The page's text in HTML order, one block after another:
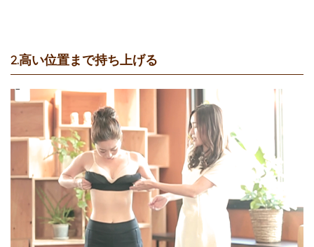
2.高い位置まで持ち上げる